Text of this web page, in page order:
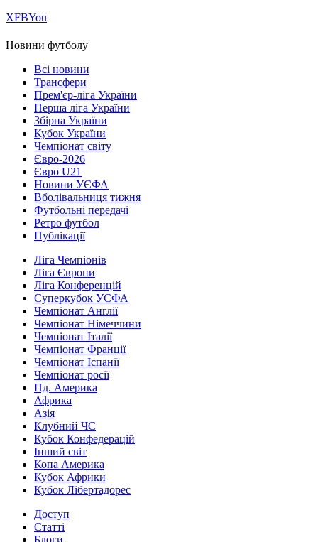
ХFBYou
Новини футболу
Всі новини
Трансфери
Прем'єр-ліга України
Перша ліга України
Збірна України
Кубок України
Чемпіонат світу
Євро-2026
Євро U21
Новини УЄФА
Вболівальниця тижня
Футбольні передачі
Ретро футбол
Публікації
Ліга Чемпіонів
Ліга Європи
Ліга Конференцій
Суперкубок УЄФА
Чемпіонат Англії
Чемпіонат Німеччини
Чемпіонат Італії
Чемпіонат Франції
Чемпіонат Іспанії
Чемпіонат росії
Пд. Америка
Африка
Азія
Клубний ЧС
Кубок Конфедерацій
Інший світ
Копа Америка
Кубок Африки
Кубок Лібертадорес
Доступ
Статті